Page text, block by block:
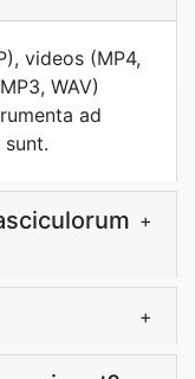
videos (MP4,
WAV)
ad
+
+